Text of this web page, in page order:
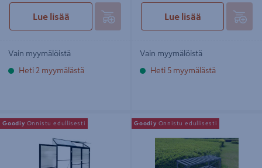
Lue lisää
Vain myymälöistä
Heti 2 myymälästä
Lue lisää
Vain myymälöistä
Heti 5 myymälästä
Seinäkasvihuone Goodiy musta
180x52x190cm
Goodiy Onnistu edullisesti
Viljelypöytä Goodiy 2 tasoa
130x50x74cm
Goodiy Onnistu edullisesti